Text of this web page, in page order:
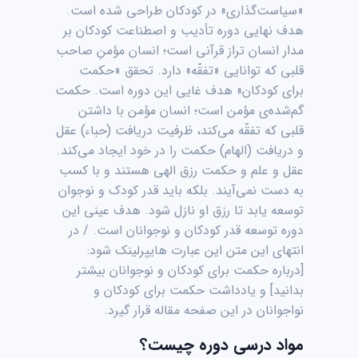
«سیاست‌گذاری» در کودکان طراحی شده است.
هدف نهایی دوره تأدیب و اصطناعت کودکان بر
مدار انسان تراز قرآنی است؛ انسان مؤمنِ صاحب
قلبی که توانایی «تفقّه» دارد. تحقق «حکمت
برای کودکان» هدف غایی این دوره است. حکمت
گم‌شده‌ی مؤمن است؛ انسان مؤمن با داشتن
قلبی که تفقّه می‌کند، ظرفیت دریافت (حباء) عقل
و دریافت (الهام) حکمت را در خود ایجاد می‌کند.
عقل و علم و حکمت رزق الهی هستند و با کسب
به دست نمی‌آیند. بلکه باید قدر کودک و نوجوان
توسعه یابد تا رزق او نازل شود. هدف عینی این
دوره توسعه قدر کودکان و نوجوانان است. / در
انتهای این متن این عبارت هایپرلینک شود:
[درباره حکمت برای کودکان و نوجوانان بیشتر
بدانید] و یادداشت حکمت برای کودکان و
نواجوانان در این صفحه مقاله قرار گیرد.
مواد درسی دوره چیست؟